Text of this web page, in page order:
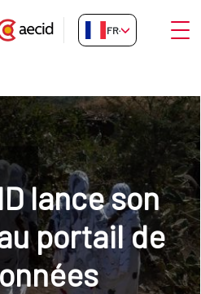
FR-FR
lance son
portail de